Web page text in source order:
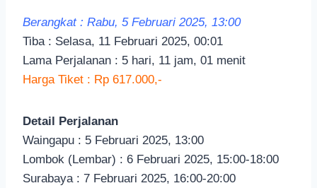
Berangkat : Rabu, 5 Februari 2025, 13:00
Tiba : Selasa, 11 Februari 2025, 00:01
Lama Perjalanan : 5 hari, 11 jam, 01 menit
Harga Tiket : Rp 617.000,-
Detail Perjalanan
Waingapu : 5 Februari 2025, 13:00
Lombok (Lembar) : 6 Februari 2025, 15:00-18:00
Surabaya : 7 Februari 2025, 16:00-20:00